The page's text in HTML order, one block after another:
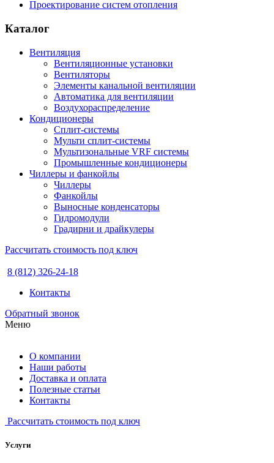
Проектирование систем отопления
Каталог
Вентиляция
Вентиляционные установки
Вентиляторы
Элементы канальной вентиляции
Автоматика для вентиляции
Воздухораспределение
Кондиционеры
Сплит-системы
Мульти сплит-системы
Мультизональные VRF системы
Промышленные кондиционеры
Чиллеры и фанкойлы
Чиллеры
Фанкойлы
Выносные конденсаторы
Гидромодули
Градирни и драйкулеры
Рассчитать стоимость под ключ
8 (812) 326-24-18
Контакты
Обратный звонок
Меню
О компании
Наши работы
Доставка и оплата
Полезные статьи
Контакты
Рассчитать стоимость под ключ
Услуги